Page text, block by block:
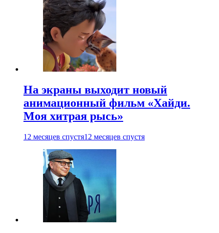
На экраны выходит новый
анимационный фильм «Хайди.
Моя хитрая рысь»
12 месяцев спустя12 месяцев спустя